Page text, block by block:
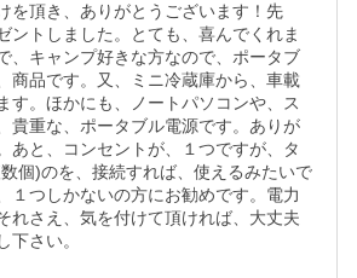
を頂き、ありがとうございます！先
ントしました。とても、喜んでくれま
、キャンプ好きな方なので、ポータブ
商品です。又、ミニ冷蔵庫から、車載
す。ほかにも、ノートパソコンや、ス
貴重な、ポータブル電源です。ありが
あと、コンセントが、１つですが、タ
個)のを、接続すれば、使えるみたいで
１つしかないの方にお勧めです。電力
れさえ、気を付けて頂ければ、大丈夫
下さい。